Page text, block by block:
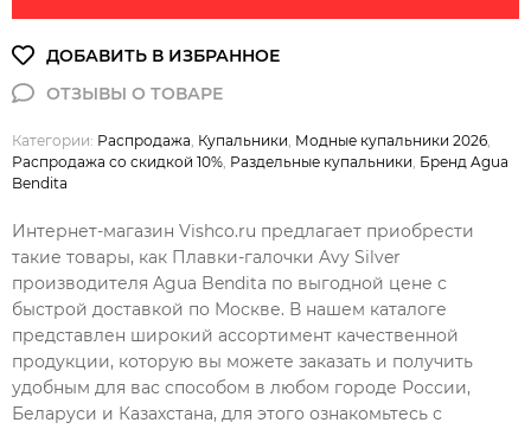
Категории: Распродажа Купальники Модные купальники 2026
Распродажа со скидкой 10% Раздельные купальники Бренд Agua
Bendita
Интернет-магазин Vishco.ru предлагает приобрести
такие товары, как Плавки-галочки Avy Silver
производителя Agua Bendita по выгодной цене с
быстрой доставкой по Москве. В нашем каталоге
представлен широкий ассортимент качественной
продукции, которую вы можете заказать и получить
удобным для вас способом в любом городе России,
Беларуси и Казахстана, для этого ознакомьтесь с